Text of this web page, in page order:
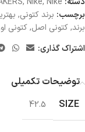
برچسب: برند کتونی,
برند,کتونی اصل,کتونی
اشتراک گذاری:
توضیحات تکمیلی
SIZE
42.5